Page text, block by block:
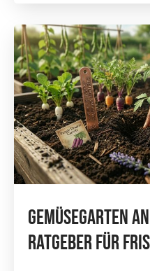
Gemüsegarten
Ratgeber Für